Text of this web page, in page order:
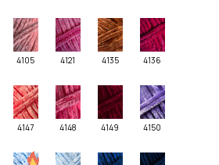
4105 4121 4135 4136
4147 4148 4149 4150